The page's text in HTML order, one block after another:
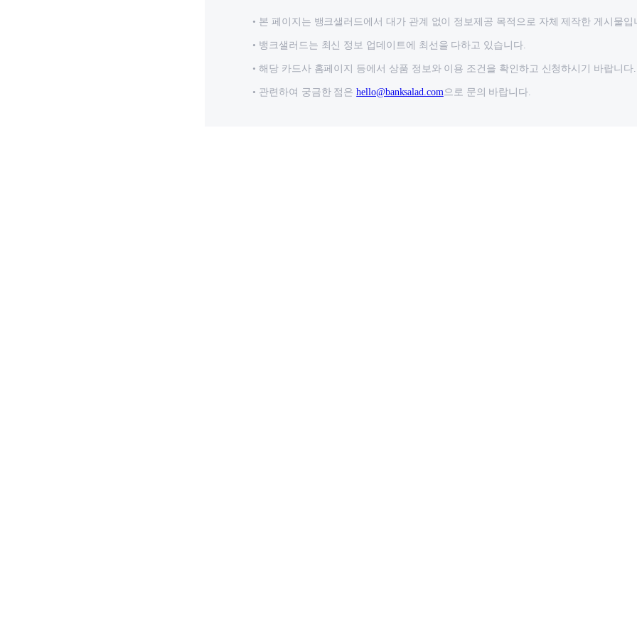
본 페이지는 뱅크샐러드에서 대가 관계 없이 정보제공 목적으로 자체 제작한 게시물입
뱅크샐러드는 최신 정보 업데이트에 최선을 다하고 있습니다.
해당 카드사 홈페이지 등에서 상품 정보와 이용 조건을 확인하고 신청하시기 바랍니다.
관련하여 궁금한 점은 hello@banksalad.com으로 문의 바랍니다.